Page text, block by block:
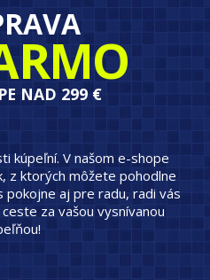
NAD 299 €
kúpeľní. V našom e-shope
z ktorých môžete pohodlne
pokojne aj pre radu, radi vás
za vašou vysnívanou